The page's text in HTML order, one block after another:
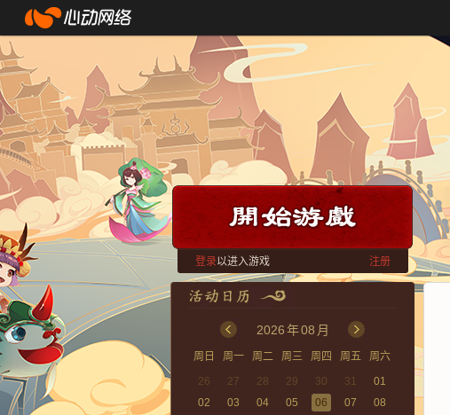
登录以进入游戏 注册
2026年08 月
周日 周一 周二 周三 周四 周五
周六
26
27 28 29 30 31
01
02
03 04 05 06 07
08